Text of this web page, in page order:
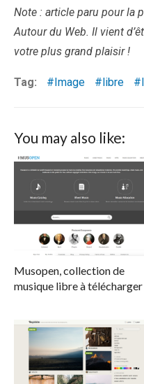
Note : article paru pour la
Autour du Web. Il vient
votre plus grand plaisir !
Tag: Image libre
You may also like:
Musopen, collection de
musique libre à télécharger